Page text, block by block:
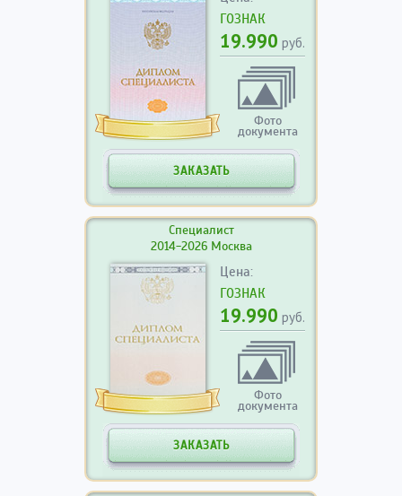
ГОЗНАК
19.990 руб.
Фото
документа
ЗАКАЗАТЬ
Специалист
2014-2026 Москва
Цена:
ГОЗНАК
19.990 руб.
Фото
документа
ЗАКАЗАТЬ